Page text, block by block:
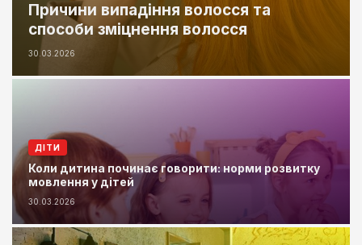
Причини випадіння волосся та
способи зміцнення волосся
30.03.2026
ДІТИ
Коли дитина починає говорити: норми розвитку
мовлення у дітей
30.03.2026